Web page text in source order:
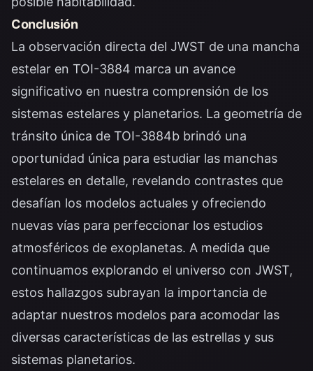
Conclusión
La observación directa del JWST de una mancha
estelar en TOI-3884 marca un avance
significativo en nuestra comprensión de los
sistemas estelares y planetarios. La geometría de
tránsito única de TOI-3884b brindó una
oportunidad única para estudiar las manchas
estelares en detalle, revelando contrastes que
desafían los modelos actuales y ofreciendo
nuevas vías para perfeccionar los estudios
atmosféricos de exoplanetas. A medida que
continuamos explorando el universo con JWST,
estos hallazgos subrayan la importancia de
adaptar nuestros modelos para acomodar las
diversas características de las estrellas y sus
sistemas planetarios.